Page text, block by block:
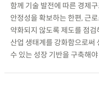
함께 기술 발전에 따른 경제
안정성을 확보하는 한편, 근
약화되지 않도록 제도를 점
산업 생태계를 강화함으로써
수 있는 성장 기반을 구축해